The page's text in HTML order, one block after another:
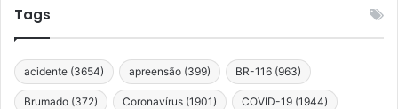
Tags
acidente (3654) apreensão (399) BR-116 (963)
Brumado (372) Coronavírus (1901) COVID-19 (1944)